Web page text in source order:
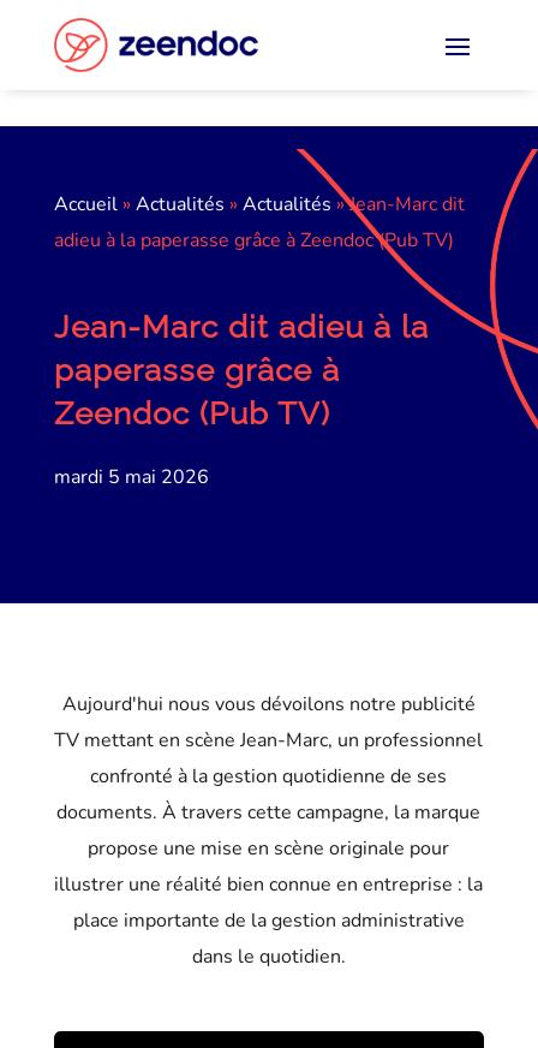
Accueil» Actualités » Actualités »Jean-Marc dit
adieu à la paperasse grâce à Zeendoc (Pub TV)
Jean-Marc dit adieu à la
paperasse grâce à
Zeendoc (Pub TV)
mardi 5 mai 2026
Aujourd'hui nous vous dévoilons notre publicité
TV mettant en scène Jean-Marc, un professionnel
confronté à la gestion quotidienne de ses
documents. À travers cette campagne, la marque
propose une mise en scène originale pour
illustrer une réalité bien connue en entreprise : la
place importante de la gestion administrative
dans le quotidien.
Panneau de gestion des cookies